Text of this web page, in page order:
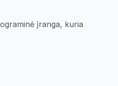
įranga, kuria